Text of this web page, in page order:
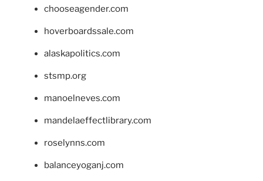
chooseagender.com
hoverboardssale.com
alaskapolitics.com
stsmp.org
manoelneves.com
mandelaeffectlibrary.com
roselynns.com
balanceyoganj.com